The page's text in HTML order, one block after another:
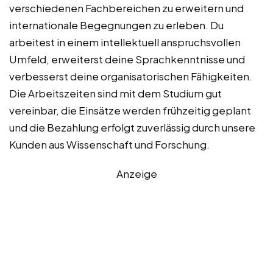
verschiedenen Fachbereichen zu erweitern und
internationale Begegnungen zu erleben. Du
arbeitest in einem intellektuell anspruchsvollen
Umfeld, erweiterst deine Sprachkenntnisse und
verbesserst deine organisatorischen Fähigkeiten.
Die Arbeitszeiten sind mit dem Studium gut
vereinbar, die Einsätze werden frühzeitig geplant
und die Bezahlung erfolgt zuverlässig durch unsere
Kunden aus Wissenschaft und Forschung.
Anzeige